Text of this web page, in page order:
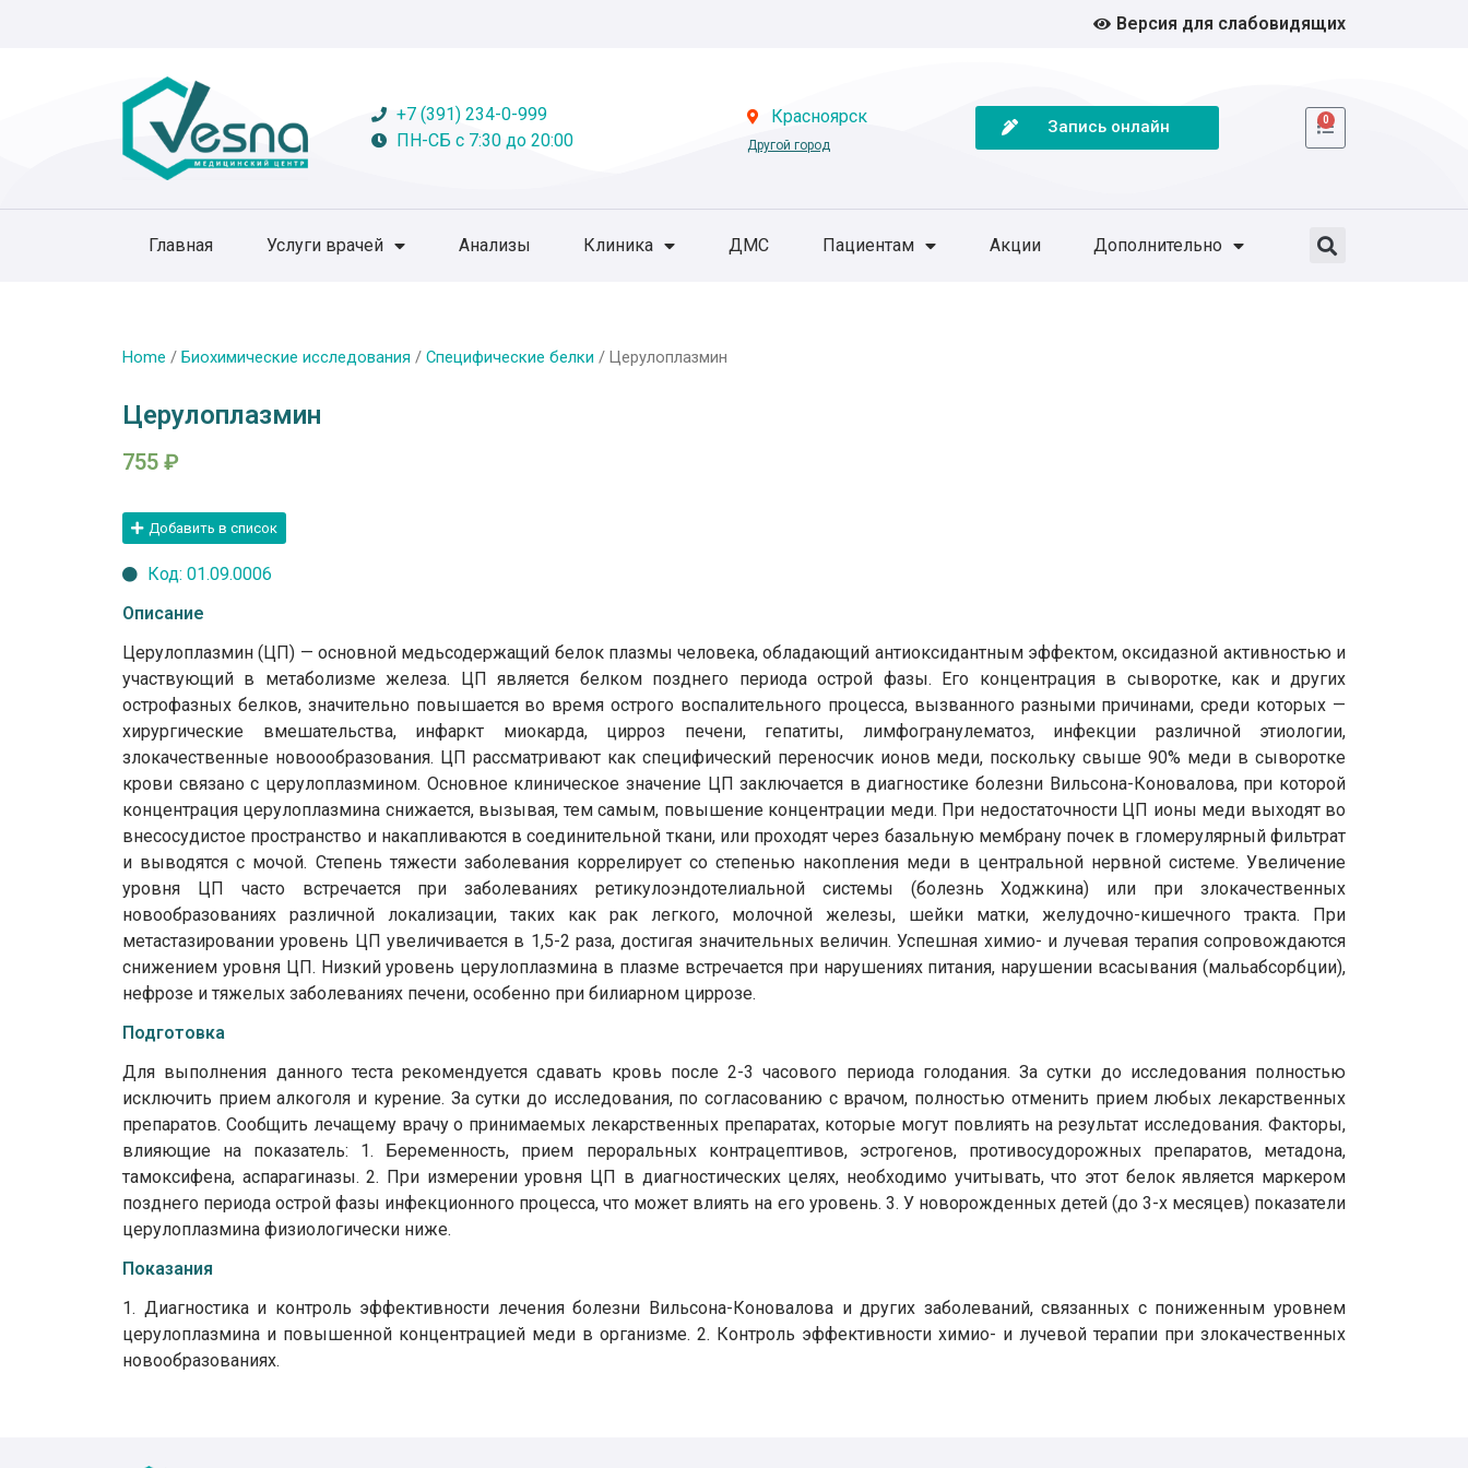
Версия для слабовидящих
+7 (391) 234-0-999
ПН-СБ с 7:30 до 20:00
Красноярск
Другой город
Запись онлайн 0
Главная Услуги врачей Анализы Клиника ДМС Пациентам Акции Дополнительно
Home / Биохимические исследования / Специфические белки / Церулоплазмин
Церулоплазмин
755 ₽
Добавить в список
Код: 01.09.0006
Описание
Церулоплазмин (ЦП) — основной медьсодержащий белок плазмы человека, обладающий антиоксидантным эффектом, оксидазной активностью и
участвующий в метаболизме железа. ЦП является белком позднего периода острой фазы. Его концентрация в сыворотке, как и других
острофазных белков, значительно повышается во время острого воспалительного процесса, вызванного разными причинами, среди которых —
хирургические вмешательства, инфаркт миокарда, цирроз печени, гепатиты, лимфогранулематоз, инфекции различной этиологии,
злокачественные новоообразования. ЦП рассматривают как специфический переносчик ионов меди, поскольку свыше 90% меди в сыворотке
крови связано с церулоплазмином. Основное клиническое значение ЦП заключается в диагностике болезни Вильсона-Коновалова, при которой
концентрация церулоплазмина снижается, вызывая, тем самым, повышение концентрации меди. При недостаточности ЦП ионы меди выходят во
внесосудистое пространство и накапливаются в соединительной ткани, или проходят через базальную мембрану почек в гломерулярный фильтрат
и выводятся с мочой. Степень тяжести заболевания коррелирует со степенью накопления меди в центральной нервной системе. Увеличение
уровня ЦП часто встречается при заболеваниях ретикулоэндотелиальной системы (болезнь Ходжкина) или при злокачественных
новообразованиях различной локализации, таких как рак легкого, молочной железы, шейки матки, желудочно-кишечного тракта. При
метастазировании уровень ЦП увеличивается в 1,5-2 раза, достигая значительных величин. Успешная химио- и лучевая терапия сопровождаются
снижением уровня ЦП. Низкий уровень церулоплазмина в плазме встречается при нарушениях питания, нарушении всасывания (мальабсорбции),
нефрозе и тяжелых заболеваниях печени, особенно при билиарном циррозе.
Подготовка
Для выполнения данного теста рекомендуется сдавать кровь после 2-3 часового периода голодания. За сутки до исследования полностью
исключить прием алкоголя и курение. За сутки до исследования, по согласованию с врачом, полностью отменить прием любых лекарственных
препаратов. Сообщить лечащему врачу о принимаемых лекарственных препаратах, которые могут повлиять на результат исследования. Факторы,
влияющие на показатель: 1. Беременность, прием пероральных контрацептивов, эстрогенов, противосудорожных препаратов, метадона,
тамоксифена, аспарагиназы. 2. При измерении уровня ЦП в диагностических целях, необходимо учитывать, что этот белок является маркером
позднего периода острой фазы инфекционного процесса, что может влиять на его уровень. 3. У новорожденных детей (до 3-х месяцев) показатели
церулоплазмина физиологически ниже.
Показания
1. Диагностика и контроль эффективности лечения болезни Вильсона-Коновалова и других заболеваний, связанных с пониженным уровнем
церулоплазмина и повышенной концентрацией меди в организме. 2. Контроль эффективности химио- и лучевой терапии при злокачественных
новообразованиях.